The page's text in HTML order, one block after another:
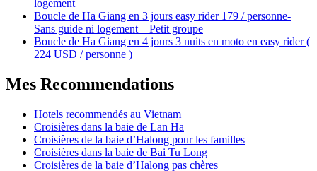
logement
Boucle de Ha Giang en 3 jours easy rider 179 / personne-
Sans guide ni logement – Petit groupe
Boucle de Ha Giang en 4 jours 3 nuits en moto en easy rider (
224 USD / personne )
Mes Recommendations
Hotels recommendés au Vietnam
Croisières dans la baie de Lan Ha
Croisières de la baie d’Halong pour les familles
Croisières dans la baie de Bai Tu Long
Croisières de la baie d’Halong pas chères